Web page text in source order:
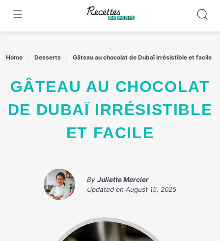
content
Home Desserts Gâteau au chocolat de Dubaï irrésistible et facile
GÂTEAU AU CHOCOLAT
DE DUBAÏ IRRÉSISTIBLE
ET FACILE
By Juliette Mercier
Updated on August 15, 2025